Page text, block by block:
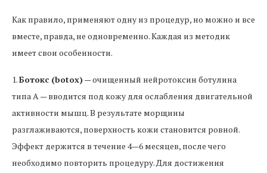
Как правило, применяют одну из процедур, но можно и все
вместе, правда, не одновременно. Каждая из методик
имеет свои особенности.
1.Ботокс (botox)— очищенный нейротоксин ботулина
типа А — вводится под кожу для ослабления двигательной
активности мышц. В результате морщины
разглаживаются, поверхность кожи становится ровной.
Эффект держится в течение 4—6 месяцев, после чего
необходимо повторить процедуру. Для достижения